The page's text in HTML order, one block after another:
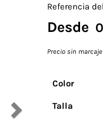
Referencia
Desde
Precio sin
Color
Talla